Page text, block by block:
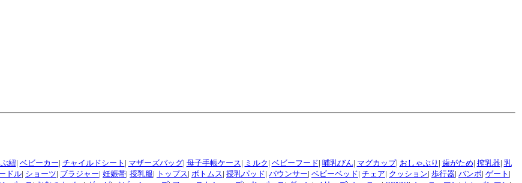
紐| ベビーカー| チャイルドシート | マザーズバッグ| 母子手帳ケース | ミルク | ベビーフード| 哺乳びん| マグカップ| おしゃぶり | 歯がため| 搾乳器| 乳
ドル| ショーツ| ブラジャー| 妊娠帯| 授乳服| トップス | ボトムス | 授乳パッド| バウンサー| ベビーベッド| チェア| クッション| 歩行器| バンボ| ゲート |